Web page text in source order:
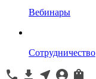
Вебинары
Сотрудничество